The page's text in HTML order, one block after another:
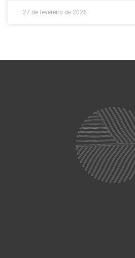
27 de fevereiro de 2026